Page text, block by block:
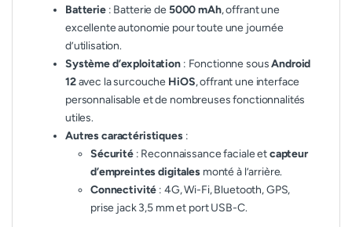
Batterie: Batterie de5000 mAh, offrant une
excellente autonomie pour toute une journée
d’utilisation.
Système d’exploitation: Fonctionne sousAndroid
12avec la surcouche HiOS, offrant une interface
personnalisable et de nombreuses fonctionnalités
utiles.
Autres caractéristiques:
Sécurité: Reconnaissance faciale etcapteur
d’empreintes digitalesmonté à l’arrière.
Connectivité : 4G, Wi-Fi, Bluetooth, GPS,
prise jack 3,5 mm et port USB-C.